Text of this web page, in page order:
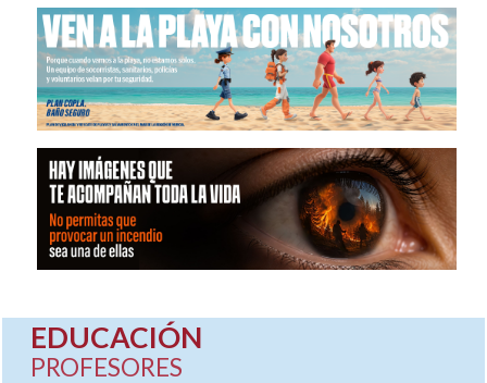
EDUCACIÓN
PROFESORES